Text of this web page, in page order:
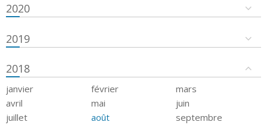
2020
2019
2018
janvier février
mars
avril
mai
juin
juillet
août
septembre